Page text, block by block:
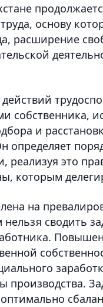
основу
расширение
собственника,
и
определяет
реализуя это
которым
на
сводить
производства.